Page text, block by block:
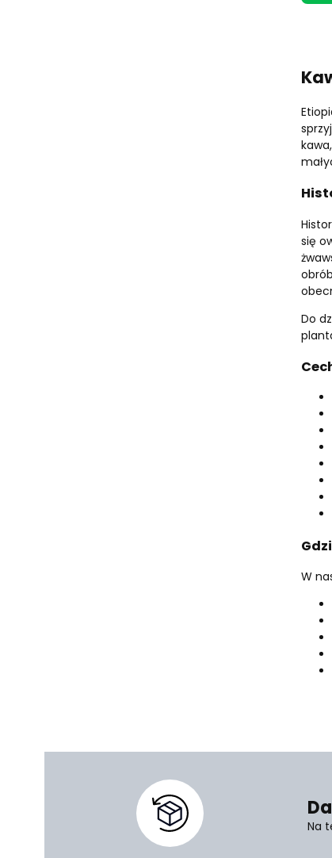
się
Do
W
Na